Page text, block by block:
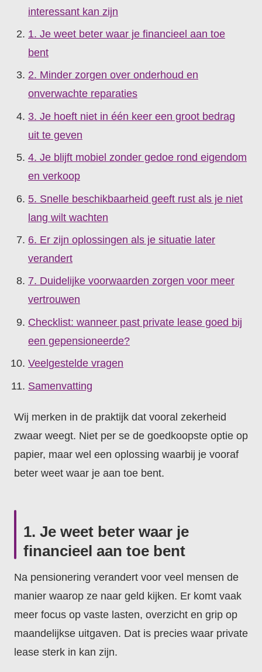
interessant kan zijn
1. Je weet beter waar je financieel aan toe
bent
2. Minder zorgen over onderhoud en
onverwachte reparaties
3. Je hoeft niet in één keer een groot bedrag
uit te geven
4. Je blijft mobiel zonder gedoe rond eigendom
en verkoop
5. Snelle beschikbaarheid geeft rust als je niet
lang wilt wachten
6. Er zijn oplossingen als je situatie later
verandert
7. Duidelijke voorwaarden zorgen voor meer
vertrouwen
Checklist: wanneer past private lease goed bij
een gepensioneerde?
Veelgestelde vragen
Samenvatting
Wij merken in de praktijk dat vooral zekerheid
zwaar weegt. Niet per se de goedkoopste optie op
papier, maar wel een oplossing waarbij je vooraf
beter weet waar je aan toe bent.
1. Je weet beter waar je
financieel aan toe bent
Na pensionering verandert voor veel mensen de
manier waarop ze naar geld kijken. Er komt vaak
meer focus op vaste lasten, overzicht en grip op
maandelijkse uitgaven. Dat is precies waar private
lease sterk in kan zijn.